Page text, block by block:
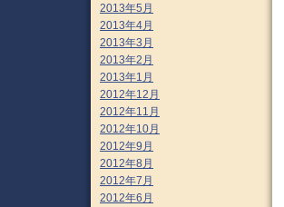
2013年5月
2013年4月
2013年3月
2013年2月
2013年1月
2012年12月
2012年11月
2012年10月
2012年9月
2012年8月
2012年7月
2012年6月